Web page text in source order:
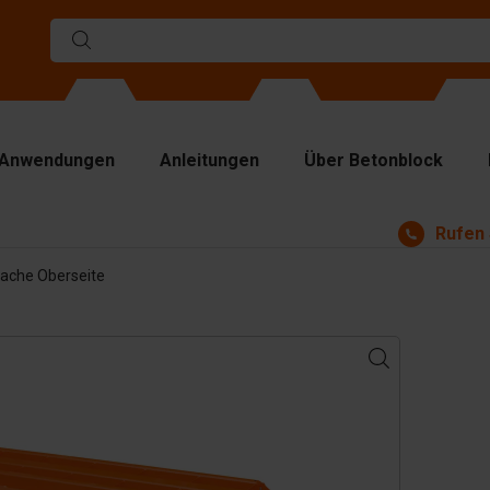
Anleitungen Über Betonblock
Rufen
Oberseite